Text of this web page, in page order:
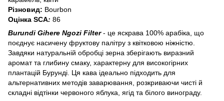
Різновид: Bourbon
Оцінка SCA: 86
Burundi Gihere Ngozi Filter- це яскрава 100% арабіка, що
поєднує насичену фруктову палітру з квітковою ніжністю.
Завдяки натуральній обробці зерна зберігають виразний
аромат та глибину смаку, характерну для високогірних
плантацій Бурунді. Ця кава ідеально підходить для
альтернативних методів заварювання, розкриваючи чисті й
складні відтінки червоного яблука, ягід та білого винограду.